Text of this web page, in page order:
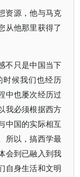
资源，他与马克
从他那里获得了
不只是中国当下
候我们也经历
中也屡次经历过
我必须根据西方
中国的实际相互
所以，搞西学最
会到已融入到我
自身生活和文明